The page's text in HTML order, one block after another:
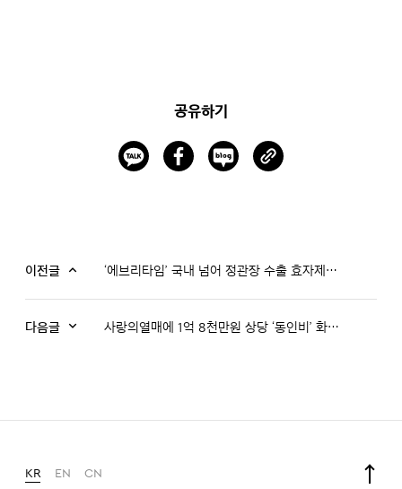
공유하기
이전글 ‘에브리타임’ 국내 넘어 정관장 수출 효자제품 등극!
다음글 사랑의열매에 1억 8천만원 상당 ‘동인비’ 화장품 기부
KR EN CN